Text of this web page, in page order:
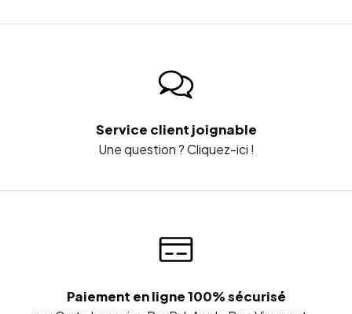
Service client joignable
Une question ? Cliquez-ici !
Paiement en ligne 100% sécurisé